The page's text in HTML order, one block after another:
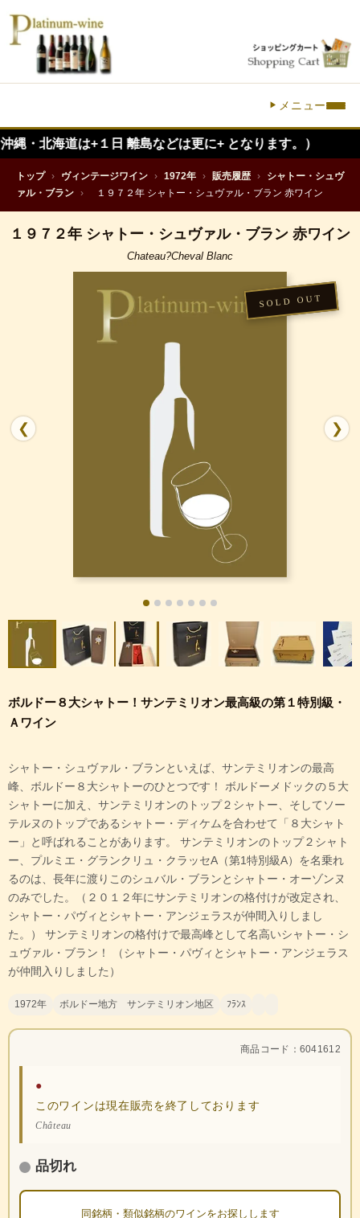
メニュー
+１日 離島などは更に+ となります。）
トップ › ヴィンテージワイン › 1972年 › 販売履歴 ›
シャトー・シュヴ
ァル・ブラン › １９７２年 シャトー・シュヴァル・ブラン 赤ワイン
１９７２年 シャトー・シュヴァル・ブラン 赤ワイン
Chateau?Cheval Blanc
❮ ❯
ボルドー８大シャトー！サンテミリオン最高級の第１特別級・
Ａワイン
シャトー・シュヴァル・ブランといえば、サンテミリオンの最高
峰、ボルドー８大シャトーのひとつです！ ボルドーメドックの５大
シャトーに加え、サンテミリオンのトップ２シャトー、そしてソー
テルヌのトップであるシャトー・ディケムを合わせて「８大シャト
ー」と呼ばれることがあります。 サンテミリオンのトップ２シャト
ー、プルミエ・グランクリュ・クラッセA（第1特別級A）を名乗れ
るのは、長年に渡りこのシュバル・ブランとシャトー・オーゾンヌ
のみでした。（２０１２年にサンテミリオンの格付けが改定され、
シャトー・パヴィとシャトー・アンジェラスが仲間入りしまし
た。） サンテミリオンの格付けで最高峰として名高いシャトー・シ
ュヴァル・ブラン！ （シャトー・パヴィとシャトー・アンジェラス
が仲間入りしました）
1972年 ボルドー地方 サンテミリオン地区 ﾌﾗﾝｽ
商品コード：6041612
●
このワインは現在販売を終了しております
Château
品切れ
同銘柄・類似銘柄のワインをお探しします